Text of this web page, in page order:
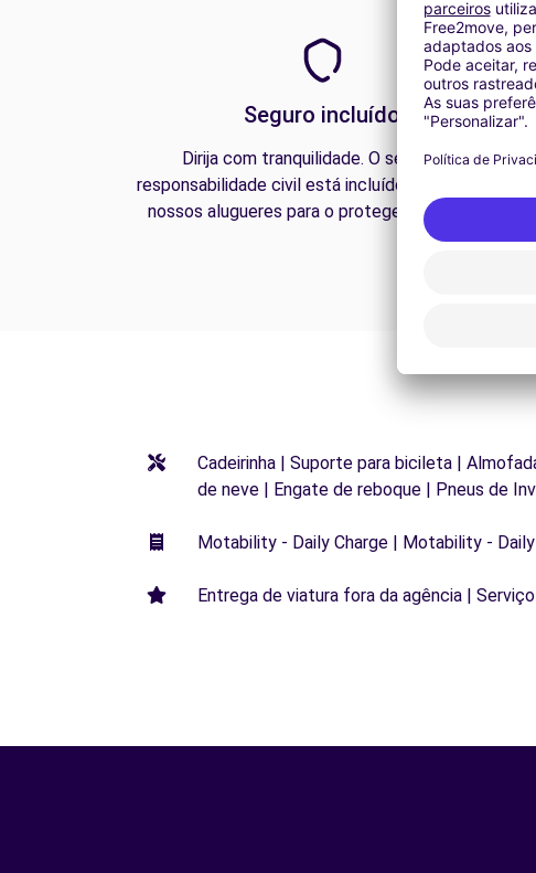
Seguro incluído
Dirija com tranquilidade. O seguro de
responsabilidade civil está incluído em todos os
nossos alugueres para o proteger na estrada.
Cadeirinha | Suporte para bicileta |
de neve | Engate de reboque | Pneus de
Motability - Daily Charge | Motability -
Entrega de viatura fora da agência |